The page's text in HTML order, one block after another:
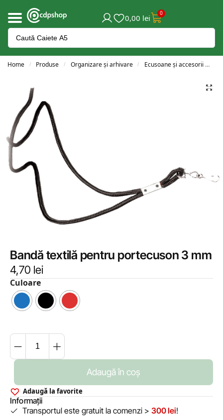
0,00 lei 0
Home / Produse / Organizare și arhivare / Ecusoane și accesorii
Bandă textilă pentru portecuson 3 mm
4,70 lei
Culoare
Adaugă în coș
Adaugă la favorite
Informații
Transportul este gratuit la comenzi > 300 lei!